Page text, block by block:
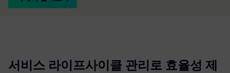
서비스 라이프사이클 관리로 효율성 제